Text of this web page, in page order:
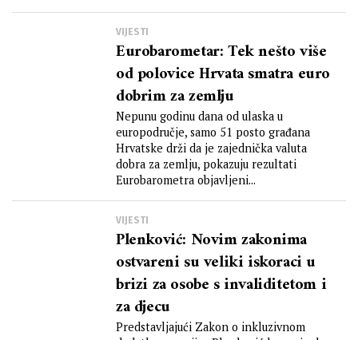
VIJESTI
Eurobarometar: Tek nešto više
od polovice Hrvata smatra euro
dobrim za zemlju
Nepunu godinu dana od ulaska u
europodručje, samo 51 posto građana
Hrvatske drži da je zajednička valuta
dobra za zemlju, pokazuju rezultati
Eurobarometra objavljeni...
VIJESTI
Plenković: Novim zakonima
ostvareni su veliki iskoraci u
brizi za osobe s invaliditetom i
za djecu
Predstavljajući Zakon o inkluzivnom